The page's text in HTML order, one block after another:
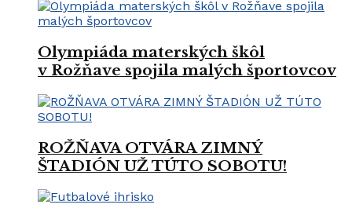
Olympiáda materských škôl
v Rožňave spojila malých športovcov
ROŽŇAVA OTVÁRA ZIMNÝ
ŠTADIÓN UŽ TÚTO SOBOTU!